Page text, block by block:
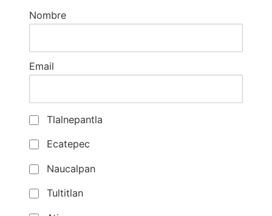
Nombre
Email
Tlalnepantla
Ecatepec
Naucalpan
Tultitlan